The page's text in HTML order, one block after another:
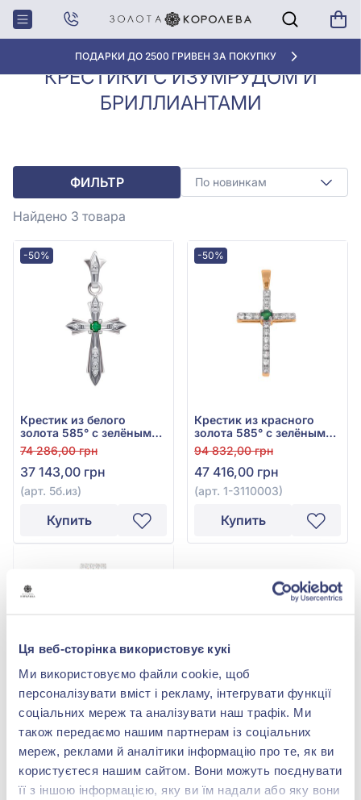
Ця веб-сторінка використовує кукі
Ми використовуємо файли cookie, щоб
персоналізувати вміст і рекламу, інтегрувати функції
соціальних мереж та аналізувати наш трафік. Ми
також передаємо нашим партнерам із соціальних
мереж, реклами й аналітики інформацію про те, як ви
користуєтеся нашим сайтом. Вони можуть поєднувати
її з іншою інформацією, яку ви їм надали або яку вони
ПОДАРКИ ДО 2500 ГРИВЕН ЗА ПОКУПКУ
Главная
Крестики с
бриллиантами
Крестики с изумрудом и
бриллиантами
КРЕСТИКИ С ИЗУМРУДОМ И
БРИЛЛИАНТАМИ
ФИЛЬТР По новинкам
Найдено 3 товара
-50%
Крестик из белого
золота 585° с зелёным
изумрудом 0,13ct и
бриллиантом 0,112ct, арт.
5б.из
74 286,00 грн
37 143,00 грн
(арт. 5б.из)
Купить
-50%
Крестик из красного
золота 585° с зелёным
изумрудом 0,1ct и
бриллиантом 0,38ct, арт.
1-3110003
94 832,00 грн
47 416,00 грн
(арт. 1-3110003)
Купить
Золотой крестик с
бриллиантами с
изумрудом
Нет в наличии